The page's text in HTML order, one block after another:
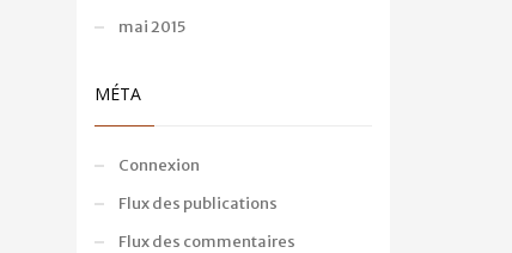
mai 2015
MÉTA
Connexion
Flux des publications
Flux des commentaires